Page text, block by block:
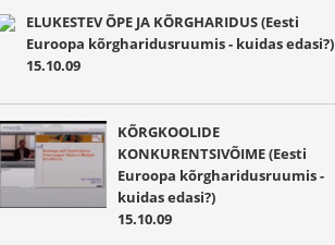
ELUKESTEV ÕPE JA KÕRGHARIDUS (Eesti
Euroopa kõrgharidusruumis - kuidas edasi?)
15.10.09
KÕRGKOOLIDE
KONKURENTSIVÕIME (Eesti
Euroopa kõrgharidusruumis -
kuidas edasi?)
15.10.09